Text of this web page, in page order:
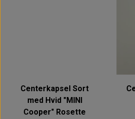
Centerkapsel Sort
med Hvid "MINI
Cooper" Rosette